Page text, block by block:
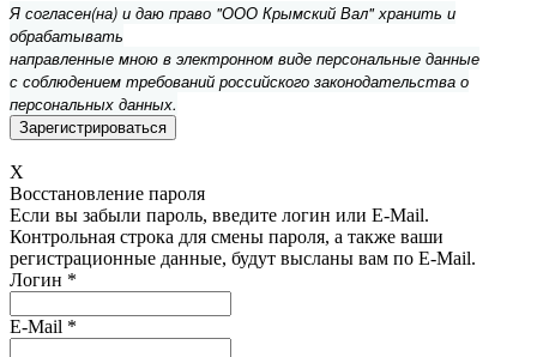
Я согласен(на) и даю право "ООО Крымский Вал" хранить и
обрабатывать
направленные мною в электронном виде персональные данные
с соблюдением требований российского законодательства о
персональных данных.
X
Восстановление пароля
Если вы забыли пароль, введите логин или E-Mail.
Контрольная строка для смены пароля, а также ваши
регистрационные данные, будут высланы вам по E-Mail.
Логин *
E-Mail *